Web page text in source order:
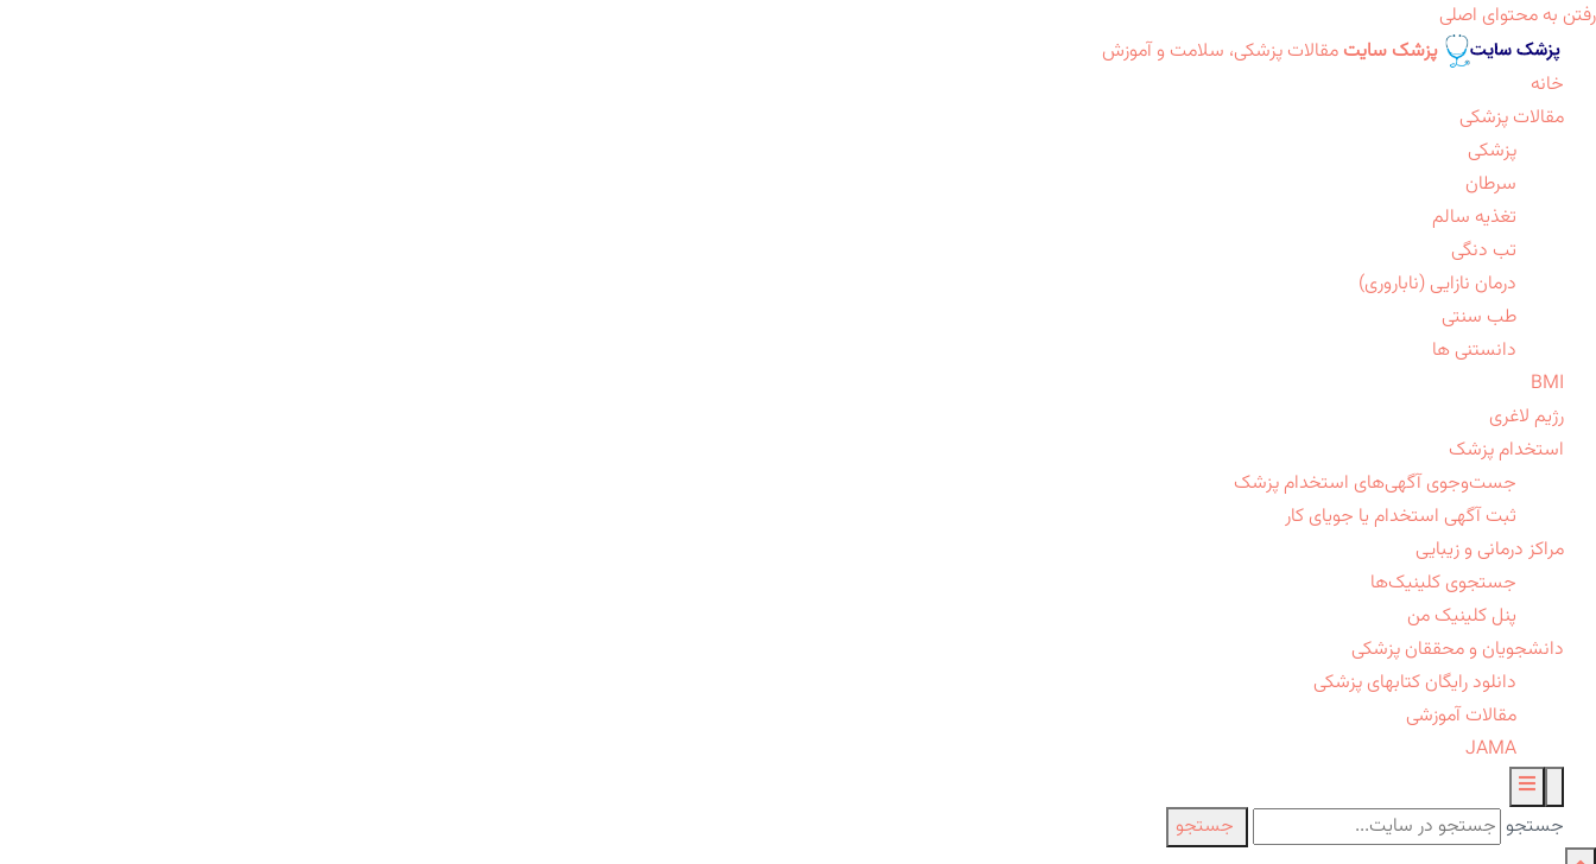
رفتن به محتوای اصلی
پزشک سایت مقالات پزشکی، سلامت و آموزش
خانه
مقالات پزشکی
پزشکی
سرطان
تغذیه سالم
تب دنگی
درمان نازایی (ناباروری)
طب سنتی
دانستنی ها
BMI
رژیم لاغری
استخدام پزشک
جست‌وجوی آگهی‌های استخدام پزشک
ثبت آگهی استخدام یا جویای کار
مراکز درمانی و زیبایی
جستجوی کلینیک‌ها
پنل کلینیک من
دانشجویان و محققان پزشکی
دانلود رایگان کتابهای پزشکی
مقالات آموزشی
JAMA
جستجو جستجو